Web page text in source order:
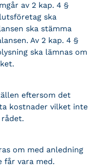
av 2 kap. 4 §
ska
ska stämma
Av 2 kap. 4 §
ska lämnas om
eftersom det
kostnader vilket inte
om med anledning
får vara med.